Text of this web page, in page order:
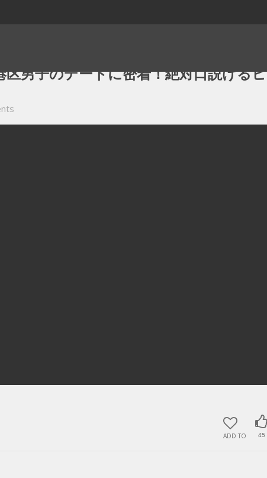
男子のデートに密着！絶対口説けるヒ
ADD TO 45